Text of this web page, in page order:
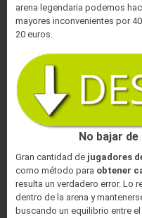
arena legendaria podemos
mayores inconvenientes por
20 euros.
No bajar
Gran cantidad de jugadores
como método para obtener
resulta un verdadero error. Lo
dentro de la arena y
buscando un equilibrio entre